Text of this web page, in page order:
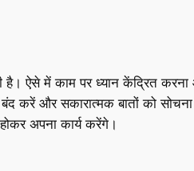
ऐसे में काम पर ध्यान केंद्रित करना
करें और सकारात्मक बातों को
अपना कार्य करेंगे।